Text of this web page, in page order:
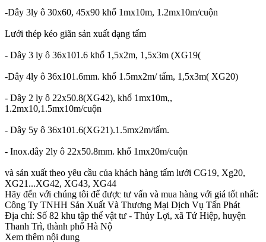
-Dây 3ly ô 30x60, 45x90 khổ 1mx10m, 1.2mx10m/cuộn
Lưới thép kéo giãn sản xuất dạng tấm
- Dây 3 ly ô 36x101.6 khổ 1,5x2m, 1,5x3m (XG19(
-Dây 4ly ô 36x101.6mm. khổ 1.5mx2m/ tấm, 1,5x3m( XG20)
- Dây 2 ly ô 22x50.8(XG42), khổ 1mx10m,,
1.2mx10,1.5mx10m/cuộn
- Dây 5y ô 36x101.6(XG21).1.5mx2m/tấm.
- Inox.dây 2ly ô 22x50.8mm. khổ 1mx20m/cuộn
và sản xuất theo yêu cầu của khách hàng tấm lưới CG19, Xg20,
XG21...XG42, XG43, XG44
Hãy đến với chúng tôi để được tư vấn và mua hàng với giá tốt nhất:
Công Ty TNHH Sản Xuất Và Thương Mại Dịch Vụ Tấn Phát
Địa chỉ: Số 82 khu tập thể vật tư - Thủy Lợi, xã Tứ Hiệp, huyện
Thanh Trì, thành phố Hà Nộ
Xem thêm nội dung